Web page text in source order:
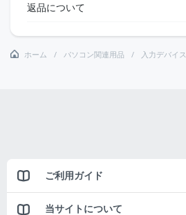
返品について
ホーム パソコン関連用品 入力デバイス
ご利用ガイド
当サイトについて